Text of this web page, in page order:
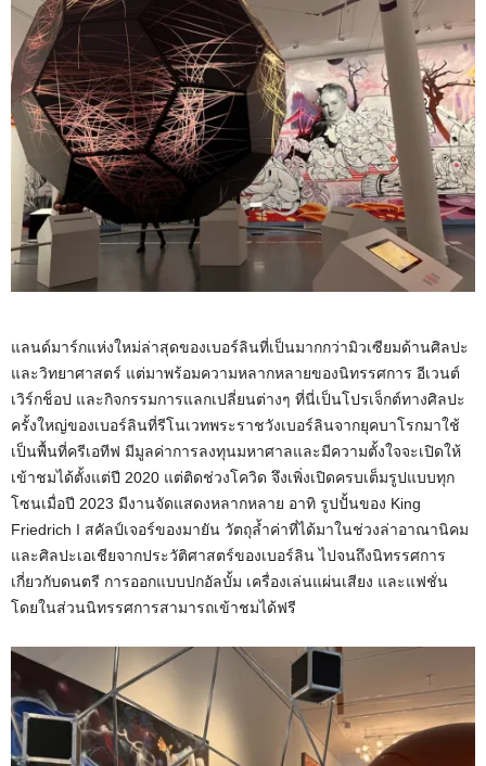
แลนด์มาร์กแห่งใหม่ล่าสุดของเบอร์ลินที่เป็นมากกว่ามิวเซียมด้านศิลปะ
และวิทยาศาสตร์ แต่มาพร้อมความหลากหลายของนิทรรศการ อีเวนต์
เวิร์กช็อป และกิจกรรมการแลกเปลี่ยนต่างๆ ที่นี่เป็นโปรเจ็กต์ทางศิลปะ
ครั้งใหญ่ของเบอร์ลินที่รีโนเวทพระราชวังเบอร์ลินจากยุคบาโรกมาใช้
เป็นพื้นที่ครีเอทีฟ มีมูลค่าการลงทุนมหาศาลและมีความตั้งใจจะเปิดให้
เข้าชมได้ตั้งแต่ปี 2020 แต่ติดช่วงโควิด จึงเพิ่งเปิดครบเต็มรูปแบบทุก
โซนเมื่อปี 2023 มีงานจัดแสดงหลากหลาย อาทิ รูปปั้นของ King
Friedrich I สคัลป์เจอร์ของมายัน วัตถุล้ำค่าที่ได้มาในช่วงล่าอาณานิคม
และศิลปะเอเชียจากประวัติศาสตร์ของเบอร์ลิน ไปจนถึงนิทรรศการ
เกี่ยวกับดนตรี การออกแบบปกอัลบั้ม เครื่องเล่นแผ่นเสียง และแฟชั่น
โดยในส่วนนิทรรศการสามารถเข้าชมได้ฟรี